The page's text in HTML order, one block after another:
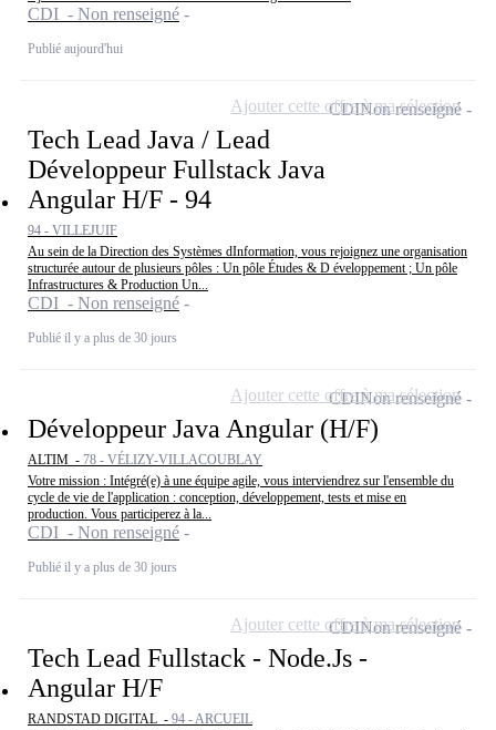
CDI - Non renseigné
Publié aujourd'hui
Tech Lead Java / Lead
Développeur Fullstack Java
Angular H/F - 94
94 - VILLEJUIF
Au sein de la Direction des Systèmes dInformation, vous rejoignez une organisation
structurée autour de plusieurs pôles : Un pôle Études & D éveloppement ; Un pôle
Infrastructures & Production Un...
CDI - Non renseigné
Publié il y a plus de 30 jours
CDINon renseigné
Ajouter cette offre à ma sélection
Développeur Java Angular (H/F)
ALTIM - 78 - VÉLIZY-VILLACOUBLAY
Votre mission : Intégré(e) à une équipe agile, vous interviendrez sur l'ensemble du
cycle de vie de l'application : conception, développement, tests et mise en
production. Vous participerez à la...
CDI - Non renseigné
Publié il y a plus de 30 jours
CDINon renseigné
Ajouter cette offre à ma sélection
Tech Lead Fullstack - Node.Js -
Angular H/F
RANDSTAD DIGITAL - 94 - ARCUEIL
CDINon renseigné
Ajouter cette offre à ma sélection